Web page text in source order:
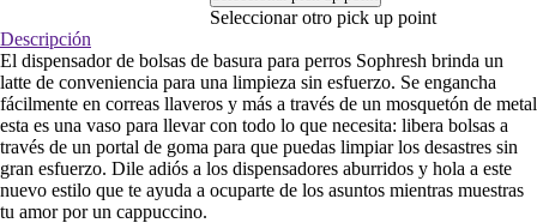
Seleccionar otro pick up point
Descripción
El dispensador de bolsas de basura para perros Sophresh brinda un
latte de conveniencia para una limpieza sin esfuerzo. Se engancha
fácilmente en correas llaveros y más a través de un mosquetón de metal
esta es una vaso para llevar con todo lo que necesita: libera bolsas a
través de un portal de goma para que puedas limpiar los desastres sin
gran esfuerzo. Dile adiós a los dispensadores aburridos y hola a este
nuevo estilo que te ayuda a ocuparte de los asuntos mientras muestras
tu amor por un cappuccino.